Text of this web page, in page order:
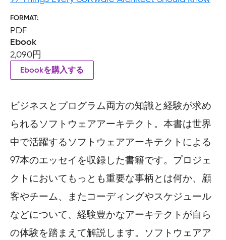
FORMAT
PDF
Ebook
2,090円
Ebookを購入する
ビジネスとプログラム両方の知識と経験が求め
られるソフトウェアアーキテクト。本書は世界
中で活躍するソフトウェアアーキテクトによる
97本のエッセイを収録した書籍です。プロジェ
クトにおいてもっとも重要な事柄とは何か、顧
客やチーム、またコーディングやスケジュール
などについて、経験豊かなアーキテクトが自ら
の体験を踏まえて解説します。ソフトウェアア